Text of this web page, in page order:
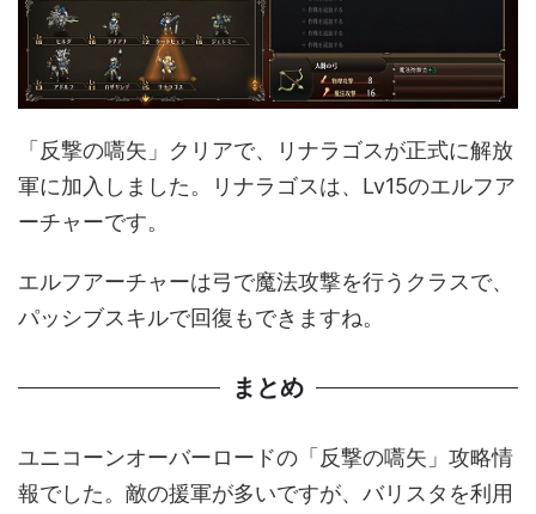
「反撃の嚆矢」クリアで、リナラゴスが正式に解放
軍に加入しました。リナラゴスは、Lv15のエルフア
ーチャーです。
エルフアーチャーは弓で魔法攻撃を行うクラスで、
パッシブスキルで回復もできますね。
まとめ
ユニコーンオーバーロードの「反撃の嚆矢」攻略情
報でした。敵の援軍が多いですが、バリスタを利用